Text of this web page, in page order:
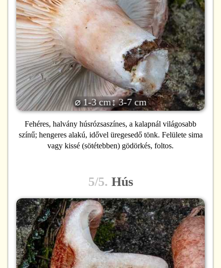
Fehéres, halvány húsrózsaszínes, a kalapnál világosabb
színű; hengeres alakú, idővel üregesedő tönk. Felülete sima
vagy kissé (sötétebben) gödörkés, foltos.
⌀ 1-3 cm↕ 3-7 cm
5/5. Hús